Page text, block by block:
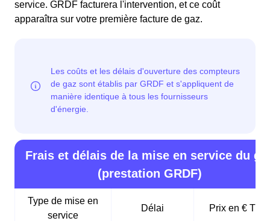
service. GRDF facturera l'intervention, et ce coût
apparaîtra sur votre première facture de gaz.
Frais et délais de la mise en service du
(prestation GRDF)
Type de mise en
service
Délai Prix en € TTC